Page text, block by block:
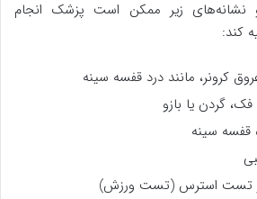
نشانه‌های زیر ممکن است پزشک انجام
کند:
کرونر، مانند درد قفسه سینه
گردن یا بازو
قفسه سینه
تست استرس (تست ورزش)